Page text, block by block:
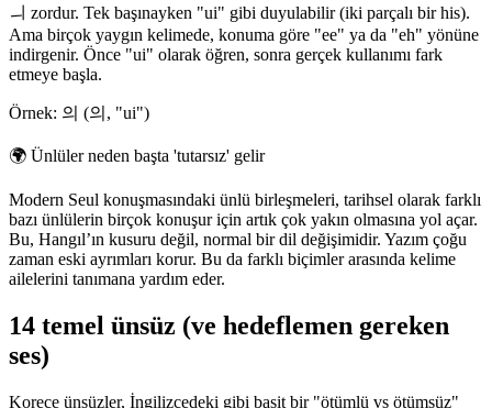
ㅢ zordur. Tek başınayken "ui" gibi duyulabilir (iki parçalı bir his).
Ama birçok yaygın kelimede, konuma göre "ee" ya da "eh" yönüne
indirgenir. Önce "ui" olarak öğren, sonra gerçek kullanımı fark
etmeye başla.
Örnek: 의 (의, "ui")
🌍 Ünlüler neden başta 'tutarsız' gelir
Modern Seul konuşmasındaki ünlü birleşmeleri, tarihsel olarak farklı
bazı ünlülerin birçok konuşur için artık çok yakın olmasına yol açar.
Bu, Hangıl’ın kusuru değil, normal bir dil değişimidir. Yazım çoğu
zaman eski ayrımları korur. Bu da farklı biçimler arasında kelime
ailelerini tanımana yardım eder.
14 temel ünsüz (ve hedeflemen gereken
ses)
Korece ünsüzler, İngilizcedeki gibi basit bir "ötümlü vs ötümsüz"